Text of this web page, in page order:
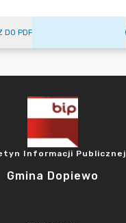
DO PDF
Informacji Publicznej
Gmina Dopiewo